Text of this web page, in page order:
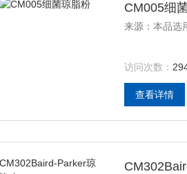
CM005细
来源：本品选
访问次数：
查看详情